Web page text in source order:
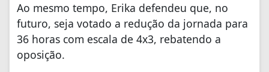
Ao mesmo tempo, Erika defendeu que, no
futuro, seja votado a redução da jornada para
36 horas com escala de 4x3, rebatendo a
oposição.